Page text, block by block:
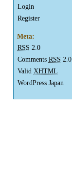
Login
Register
Meta:
RSS 2.0
Comments RSS 2.0
Valid XHTML
WordPress Japan